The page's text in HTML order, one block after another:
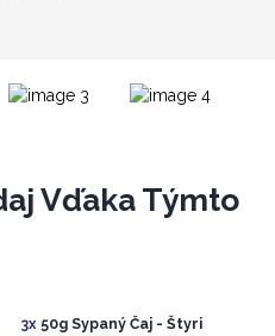
Vďaka Týmto
3x50g Sypaný Čaj - Štyri